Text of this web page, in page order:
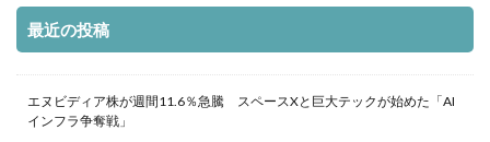
最近の投稿
エヌビディア株が週間11.6％急騰 スペースXと巨大テックが始めた「AI
インフラ争奪戦」